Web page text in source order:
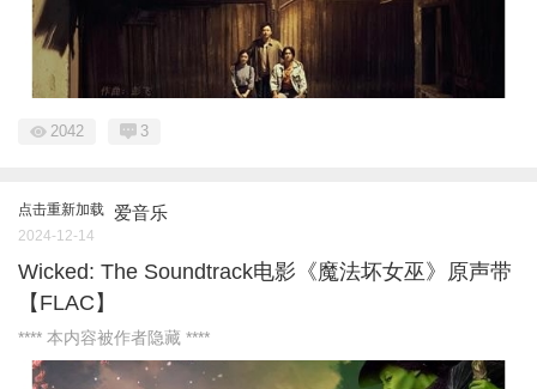
2042 3
点击重新加载 爱音乐
2024-12-14
Wicked: The Soundtrack电影《魔法坏女巫》原声带
【FLAC】
**** 本内容被作者隐藏 ****